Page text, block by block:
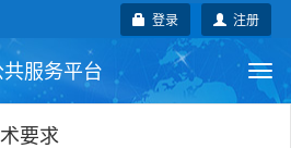
注册
登录
服务平台
行业标准
要求